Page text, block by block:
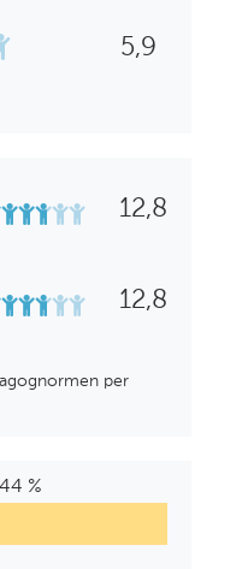
5,9
12,8
12,8
per
44 %
Barne-
og
%høyere
%%bakgrunn